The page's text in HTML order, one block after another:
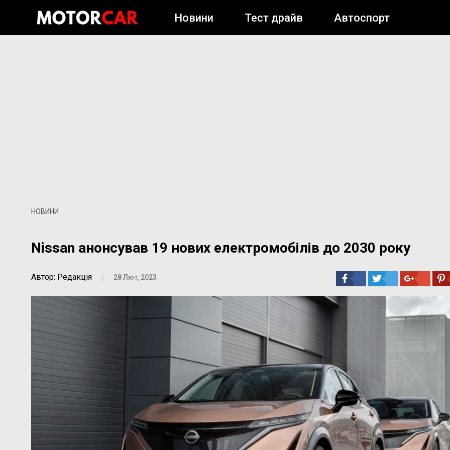
Новини Тест драйв Автоспорт
НОВИНИ
Nissan анонсував 19 нових електромобілів до 2030 року
Автор: Редакція | 28 Лют, 2023